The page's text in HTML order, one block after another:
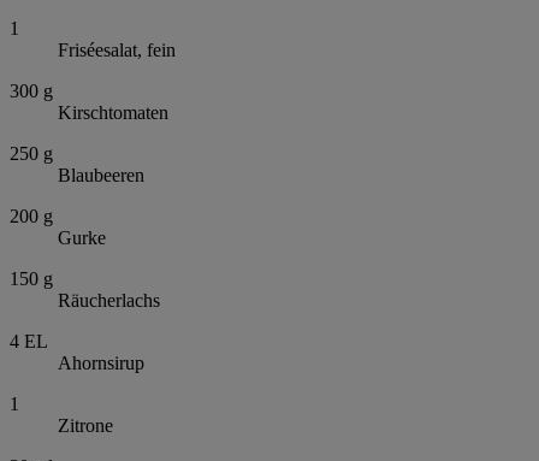
1
Friséesalat, fein
300 g
Kirschtomaten
250 g
Blaubeeren
200 g
Gurke
150 g
Räucherlachs
4 EL
Ahornsirup
1
Zitrone